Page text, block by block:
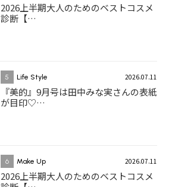
2026上半期大人のためのベストコスメ
診断【…
5 Life Style 2026.07.11
『美的』9月号は田中みな実さんの表紙
が目印♡…
6 Make Up 2026.07.11
2026上半期大人のためのベストコスメ